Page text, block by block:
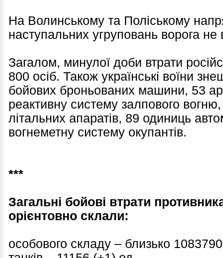
На Волинському та Поліському
наступальних угруповань ворога не
Загалом, минулої доби втрати
800 осіб. Також українські воїни
бойових броньованих машини, 53
реактивну систему залпового
літальних апаратів, 89 одиниць
вогнеметну систему окупантів.
***
Загальні бойові втрати
орієнтовно склали:
особового складу – близько